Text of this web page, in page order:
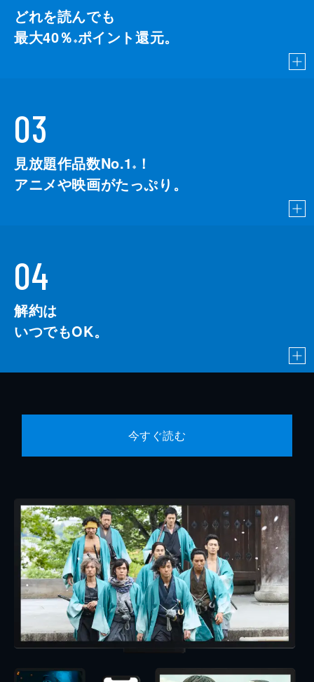
どれを読んでも
最大40％ ※ポイント還元。
03
見放題作品数No.1 ※
！
アニメや映画がたっぷり。
04
解約は
いつでもOK。
今すぐ読む